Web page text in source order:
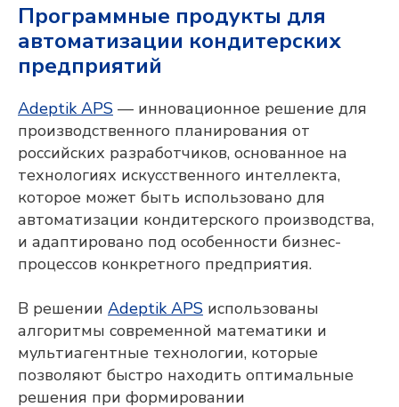
Программные продукты для
автоматизации кондитерских
предприятий
Adeptik APS — инновационное решение для
производственного планирования от
российских разработчиков, основанное на
технологиях искусственного интеллекта,
которое может быть использовано для
автоматизации кондитерского производства,
и адаптировано под особенности бизнес-
процессов конкретного предприятия.
В решении Adeptik APS использованы
алгоритмы современной математики и
мультиагентные технологии, которые
позволяют быстро находить оптимальные
решения при формировании